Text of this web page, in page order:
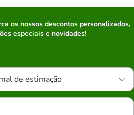
os nossos descontos personalizados,
especiais e novidades!
de estimação